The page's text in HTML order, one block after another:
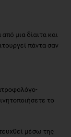
μια δίαιτα και
πάντα σαν
το
μέσω της